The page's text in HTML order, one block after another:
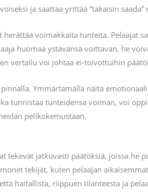
ja saattaa yrittää ”takaisin
voimakkaita tunteita. Pelaajat
huomaa ystävänsä voittavan, he
vertailu voi johtaa ei-toivottuihin
Ymmärtämällä näitä
tunnistaa tunteidensa voiman, voi
pelikokemustaan.
tekevät jatkuvasti päätöksiä, joissa he
tekijät, kuten pelaajan
haitallista, riippuen tilanteesta ja